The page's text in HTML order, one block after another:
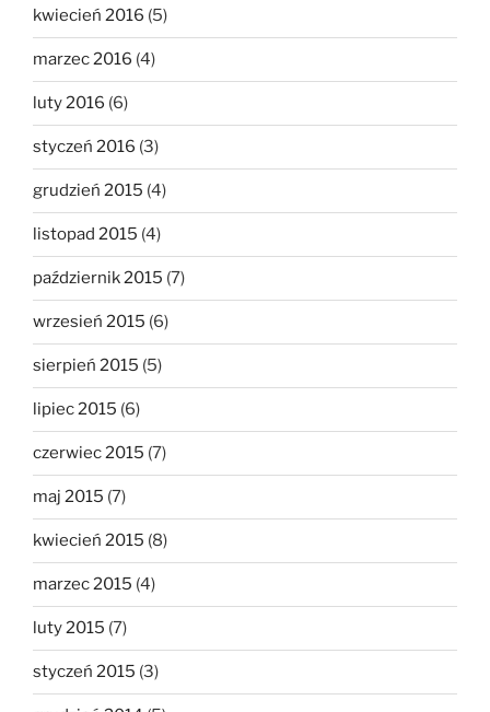
kwiecień 2016 (5)
marzec 2016 (4)
luty 2016 (6)
styczeń 2016 (3)
grudzień 2015 (4)
listopad 2015 (4)
październik 2015 (7)
wrzesień 2015 (6)
sierpień 2015 (5)
lipiec 2015 (6)
czerwiec 2015 (7)
maj 2015 (7)
kwiecień 2015 (8)
marzec 2015 (4)
luty 2015 (7)
styczeń 2015 (3)